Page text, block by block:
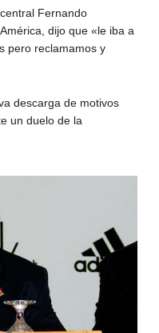
Fernando
dijo que «le iba a
pero reclamamos y
descarga de motivos
un duelo de la